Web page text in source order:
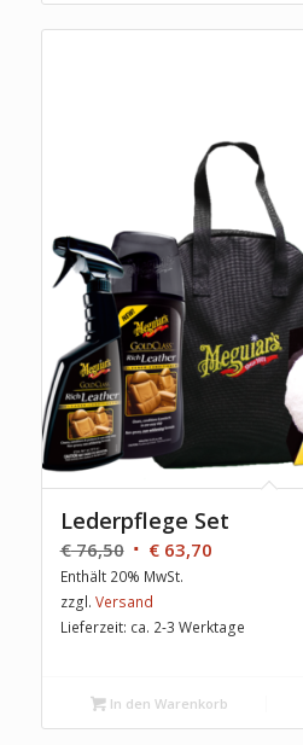
Lederpflege Set
€76,50 €63,70
Enthält 20% MwSt.
zzgl. Versand
Lieferzeit: ca. 2-3 Werktage
In den Warenkorb